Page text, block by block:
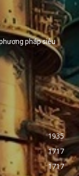
pháp siêu
1935
1717
1717